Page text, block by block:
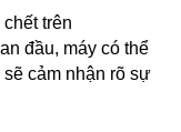
trên
đầu, máy có thể
cảm nhận rõ sự